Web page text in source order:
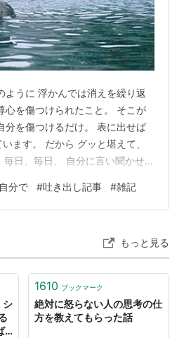
うに 浮かんでは消えを繰り返
心を傷つけられたこと。 そこが
分を傷つけるだけ。 表に出せば
ます。 だから グッと堪えて、
日、毎日、 自分に言い聞かせま
れないように。 仏様でも 難し
分で #吐き出し記事 #雑記
もっと見る
シ
1610 ブックマーク
絶対に怒らない人の思考の仕
方を教えてもらった話